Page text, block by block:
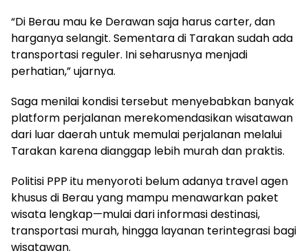
“Di Berau mau ke Derawan saja harus carter, dan
harganya selangit. Sementara di Tarakan sudah ada
transportasi reguler. Ini seharusnya menjadi
perhatian,” ujarnya.
Saga menilai kondisi tersebut menyebabkan banyak
platform perjalanan merekomendasikan wisatawan
dari luar daerah untuk memulai perjalanan melalui
Tarakan karena dianggap lebih murah dan praktis.
Politisi PPP itu menyoroti belum adanya travel agen
khusus di Berau yang mampu menawarkan paket
wisata lengkap—mulai dari informasi destinasi,
transportasi murah, hingga layanan terintegrasi bagi
wisatawan.